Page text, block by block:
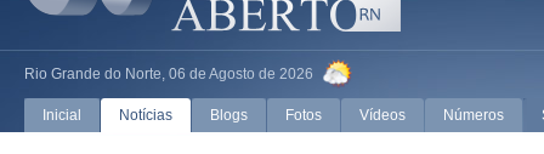
Rio Grande do Norte, 06 de Agosto de 2026
Inicial Notícias Blogs Fotos Vídeos Números